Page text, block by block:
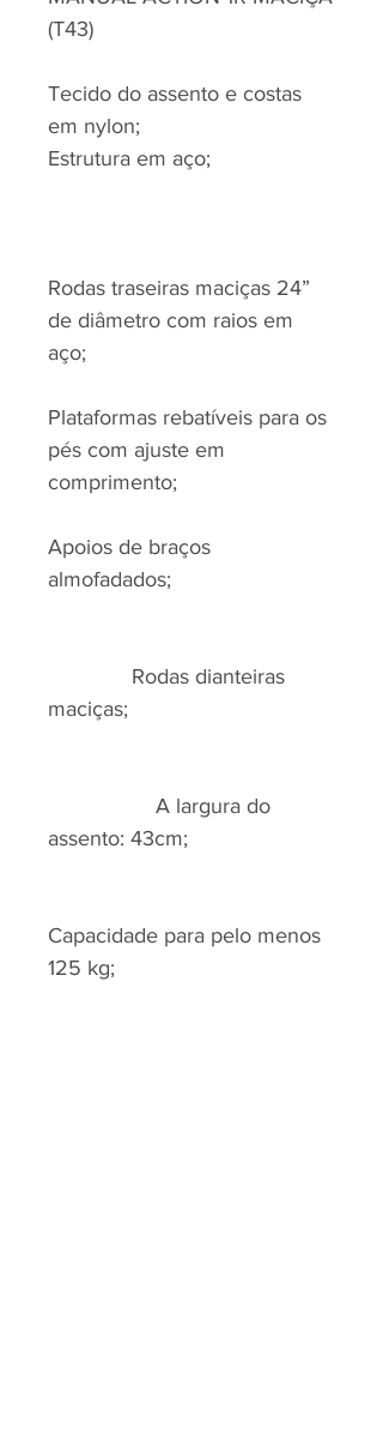
(T43)
Tecido do assento e costas
em nylon;
Estrutura em aço;
Rodas traseiras maciças 24”
de diâmetro com raios em
aço;
Plataformas rebatíveis para os
pés com ajuste em
comprimento;
Apoios de braços
almofadados;
Rodas dianteiras
maciças;
A largura do
assento: 43cm;
Capacidade para pelo menos
125 kg;